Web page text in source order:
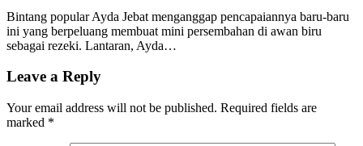
Bintang popular Ayda Jebat menganggap pencapaiannya baru-baru
ini yang berpeluang membuat mini persembahan di awan biru
sebagai rezeki. Lantaran, Ayda…
Leave a Reply
Your email address will not be published. Required fields are
marked *